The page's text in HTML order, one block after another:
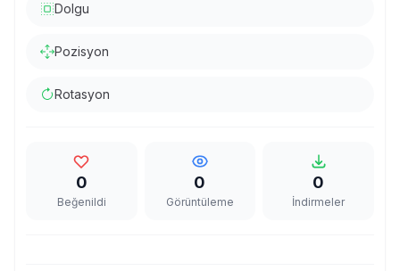
Dolgu
Pozisyon
Rotasyon
0
Beğenildi
0
Görüntüleme
0
İndirmeler